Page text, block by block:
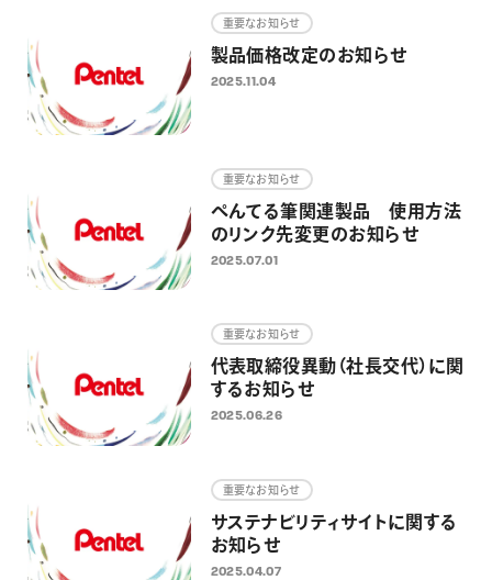
重要なお知らせ
製品価格改定のお知らせ
2025.11.04
重要なお知らせ
ぺんてる筆関連製品 使用方法
のリンク先変更のお知らせ
2025.07.01
重要なお知らせ
代表取締役異動（社長交代）に関
するお知らせ
2025.06.26
重要なお知らせ
サステナビリティサイトに関する
お知らせ
2025.04.07